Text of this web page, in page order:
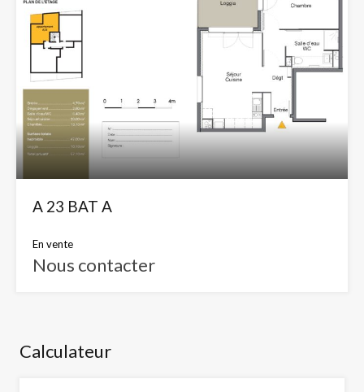
A 23 BAT A
En vente
Nous contacter
Calculateur